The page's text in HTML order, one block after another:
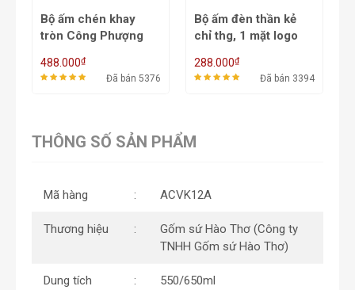
Bộ ấm đèn thần kẻ
chỉ thg, 1 mặt logo
nhũ ACVK2B -
550/700ml
288.000₫
Đã bán 3394
Bộ ấm chén dệt chỉ
VK ACVK26A - 650ml
284.000₫
Đã bán 2486
THÔNG SỐ SẢN PHẨM
Mã hàng ACVK12A
Thương hiệu
Gốm sứ Hào Thơ (Công ty
TNHH Gốm sứ Hào Thơ)
Dung tích 550/650ml